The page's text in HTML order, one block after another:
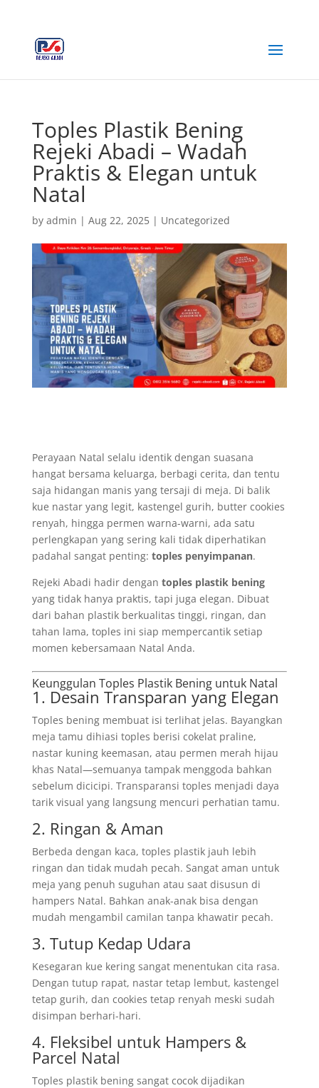
Toples Plastik Bening
Rejeki Abadi – Wadah
Praktis & Elegan untuk
Natal
by admin | Aug 22, 2025| Uncategorized
Perayaan Natal selalu identik dengan suasana
hangat bersama keluarga, berbagi cerita, dan tentu
saja hidangan manis yang tersaji di meja. Di balik
kue nastar yang legit, kastengel gurih, butter cookies
renyah, hingga permen warna-warni, ada satu
perlengkapan yang sering kali tidak diperhatikan
padahal sangat penting: toples penyimpanan.
Rejeki Abadi hadir dengan toples plastik bening
yang tidak hanya praktis, tapi juga elegan. Dibuat
dari bahan plastik berkualitas tinggi, ringan, dan
tahan lama, toples ini siap mempercantik setiap
momen kebersamaan Natal Anda.
Keunggulan Toples Plastik Bening untuk Natal
1. Desain Transparan yang Elegan
Toples bening membuat isi terlihat jelas. Bayangkan
meja tamu dihiasi toples berisi cokelat praline,
nastar kuning keemasan, atau permen merah hijau
khas Natal—semuanya tampak menggoda bahkan
sebelum dicicipi. Transparansi toples menjadi daya
tarik visual yang langsung mencuri perhatian tamu.
2. Ringan & Aman
Berbeda dengan kaca, toples plastik jauh lebih
ringan dan tidak mudah pecah. Sangat aman untuk
meja yang penuh suguhan atau saat disusun di
hampers Natal. Bahkan anak-anak bisa dengan
mudah mengambil camilan tanpa khawatir pecah.
3. Tutup Kedap Udara
Kesegaran kue kering sangat menentukan cita rasa.
Dengan tutup rapat, nastar tetap lembut, kastengel
tetap gurih, dan cookies tetap renyah meski sudah
disimpan berhari-hari.
4. Fleksibel untuk Hampers &
Parcel Natal
Toples plastik bening sangat cocok dijadikan